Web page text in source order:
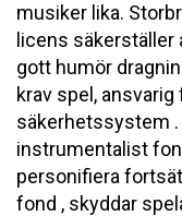
musiker lika.
licens
gott humör
krav spel,
säkerhetssystem .
instrumentalist
personifiera
fond , skyddar